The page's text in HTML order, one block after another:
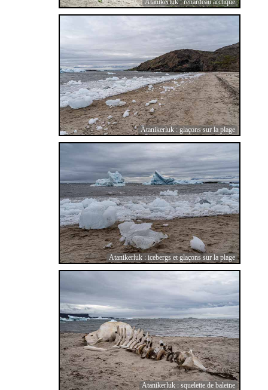
Atanikerluk : glaçons sur la plage
Atanikerluk : icebergs et glaçons sur la plage
Atanikerluk : squelette de baleine